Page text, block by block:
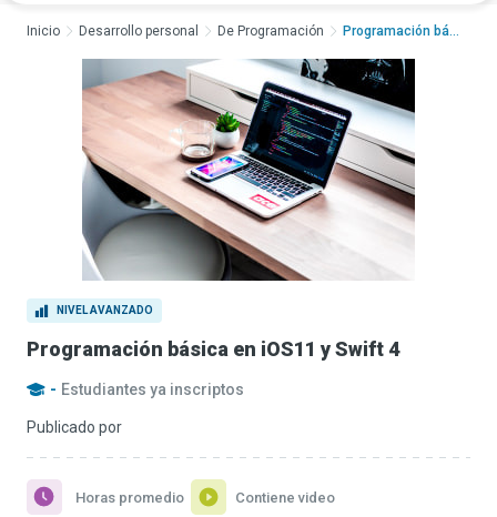
NIVEL AVANZADO
Programación básica en iOS11 y Swift 4
- Estudiantes ya inscriptos
Publicado por
Horas promedio Contiene video
Inicio Desarrollo personal De Programación Programación básica ...